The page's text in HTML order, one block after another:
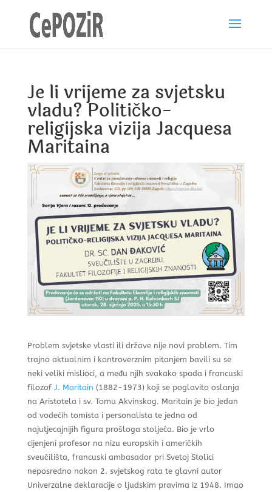
Je li vrijeme za svjetsku
vladu? Političko-
religijska vizija Jacquesa
Maritaina
Problem svjetske vlasti ili države nije novi problem. Tim
trajno aktualnim i kontroverznim pitanjem bavili su se
neki veliki mislioci, a među njih svakako spada i francuski
filozof J. Maritain (1882-1973) koji se poglavito oslanja
na Aristotela i sv. Tomu Akvinskog. Maritain je bio jedan
od vodećih tomista i personalista te jedna od
najutjecajnijih figura prošloga stoljeća. Bio je vrlo
cijenjeni profesor na nizu europskih i američkih
sveučilišta, francuski ambasador pri Svetoj Stolici
neposredno nakon 2. svjetskog rata te glavni autor
Univerzalne deklaracije o ljudskim pravima iz 1948. Imao